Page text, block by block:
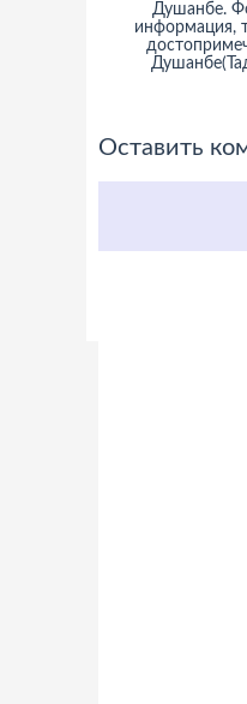
Душанбе.
информация,
Оставить